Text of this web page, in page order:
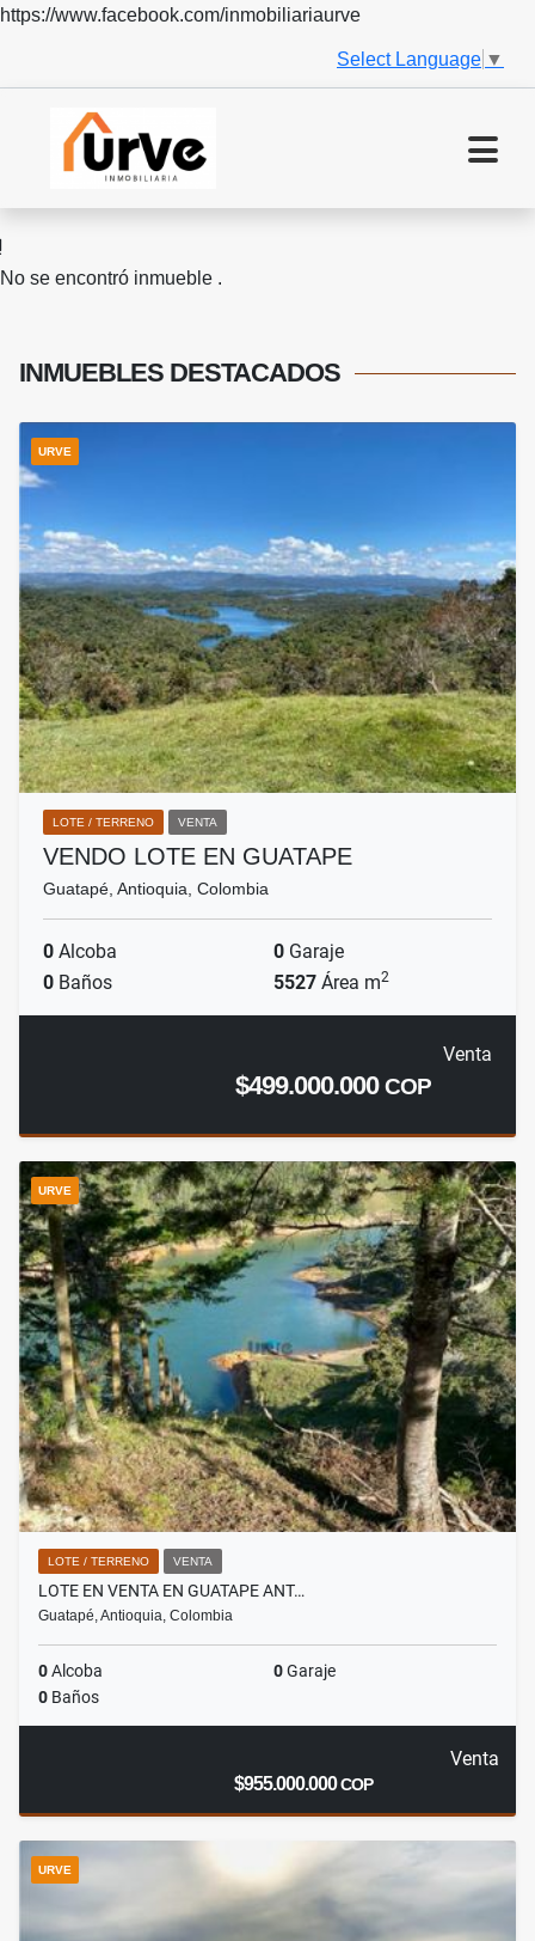
https://www.facebook.com/inmobiliariaurve
Select Language ▼
No se encontró inmueble .
INMUEBLES DESTACADOS
URVE
LOTE / TERRENO VENTA
VENDO LOTE EN GUATAPE
Guatapé, Antioquia, Colombia
0 Alcoba 0 Garaje
0 Baños 5527 Área m2
Venta
$499.000.000COP
URVE
LOTE / TERRENO VENTA
LOTE EN VENTA EN GUATAPE ANT…
Guatapé, Antioquia, Colombia
0Alcoba 0Garaje
0 Baños
Venta
$955.000.000COP
URVE